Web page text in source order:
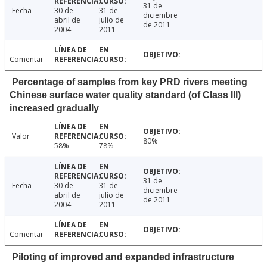
Fecha
30 de
abril de
2004
31 de
julio de
2011
31 de
diciembre
de 2011
Comentar
Percentage of samples from key PRD rivers meeting
Chinese surface water quality standard (of Class III)
increased gradually
Valor
58%
78% 80%
Fecha
30 de
abril de
2004
31 de
julio de
2011
31 de
diciembre
de 2011
Comentar
Piloting of improved and expanded infrastructure